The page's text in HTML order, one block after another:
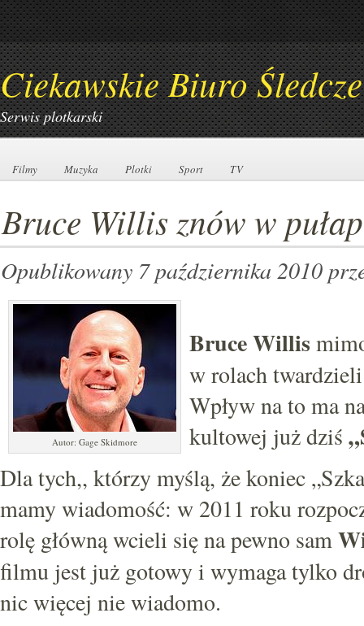
Ciekawskie Biuro Śledcze
Serwis plotkarski
Filmy
Filmy Muzyka
Muzyka Plotki
Plotki Sport
Sport TV
TV
Bruce Willis znów w
Opublikowany 7 października 2010
Autor: Gage Skidmore
Bruce Willis
w rolach
Wpływ na to ma
kultowej już dziś
Dla tych,, którzy myślą, że koniec
mamy wiadomość: w 2011 roku
rolę główną wcieli się na pewno sam
filmu jest już gotowy i wymaga tylko
nic więcej nie wiadomo.